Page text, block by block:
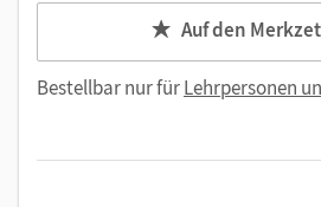
Auf den
Bestellbar nur fürLehrpersonen